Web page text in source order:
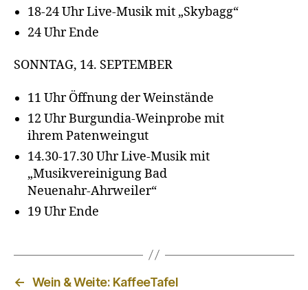
18-24 Uhr Live-Musik mit „Skybagg“
24 Uhr Ende
SONNTAG, 14. SEPTEMBER
11 Uhr Öffnung der Weinstände
12 Uhr Burgundia-Weinprobe mit
ihrem Patenweingut
14.30-17.30 Uhr Live-Musik mit
„Musikvereinigung Bad
Neuenahr-Ahrweiler“
19 Uhr Ende
← Wein & Weite: KaffeeTafel